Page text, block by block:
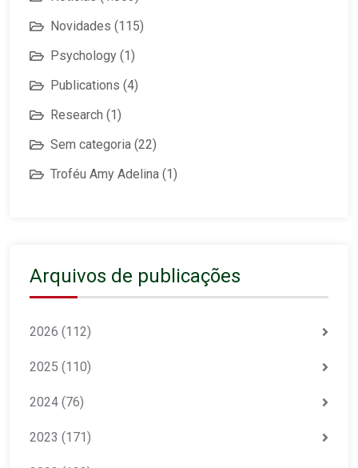
Novidades (115)
Psychology (1)
Publications (4)
Research (1)
Sem categoria (22)
Troféu Amy Adelina (1)
Arquivos de publicações
2026 (112)
2025 (110)
2024 (76)
2023 (171)